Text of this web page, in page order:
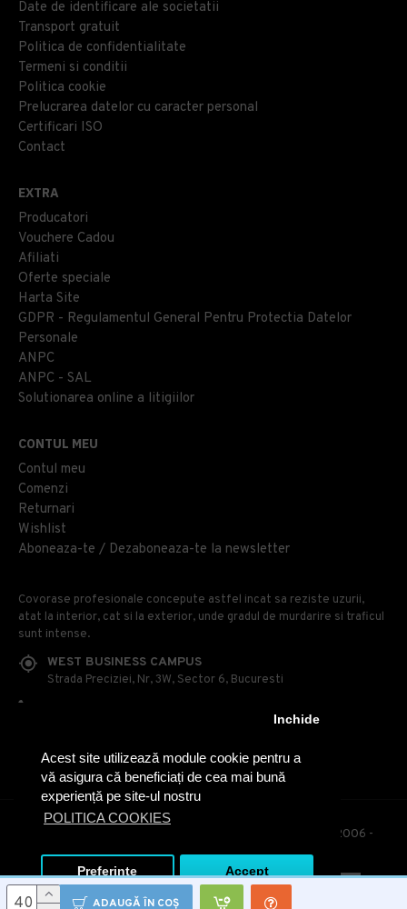
Acest site utilizează module cookie pentru a
vă asigura că beneficiați de cea mai bună
experiență pe site-ul nostru
POLITICA COOKIES
Inchide
Preferinte Accept
ADAUGĂ ÎN COŞ
Date de identificare ale societatii
Transport gratuit
Politica de confidentialitate
Termeni si conditii
Politica cookie
Prelucrarea datelor cu caracter personal
Certificari ISO
Contact
EXTRA
Producatori
Vouchere Cadou
Afiliati
Oferte speciale
Harta Site
GDPR - Regulamentul General Pentru Protectia Datelor
Personale
ANPC
ANPC - SAL
Solutionarea online a litigiilor
CONTUL MEU
Contul meu
Comenzi
Returnari
Wishlist
Aboneaza-te / Dezaboneaza-te la newsletter
Covorase profesionale concepute astfel incat sa reziste uzurii,
atat la interior, cat si la exterior, unde gradul de murdarire si traficul
sunt intense.
WEST BUSINESS CAMPUS
Strada Preciziei, Nr, 3W, Sector 6, Bucuresti
OFFICE@COVOARE-PROFESIONALE.RO
© Covoare Profesionale - Toate drepturile rezervate. 2006 -